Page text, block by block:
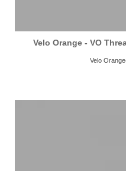
Velo Orange - VO
Velo